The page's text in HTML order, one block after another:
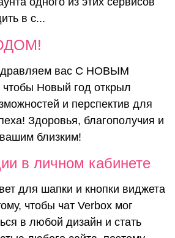
в с...
вас С НОВЫМ
Новый год открыл
и перспектив для
Здоровья, благополучия и
близким!
в личном кабинете
для шапки и кнопки виджета
чтобы чат Verbox мог
в любой дизайн и стать